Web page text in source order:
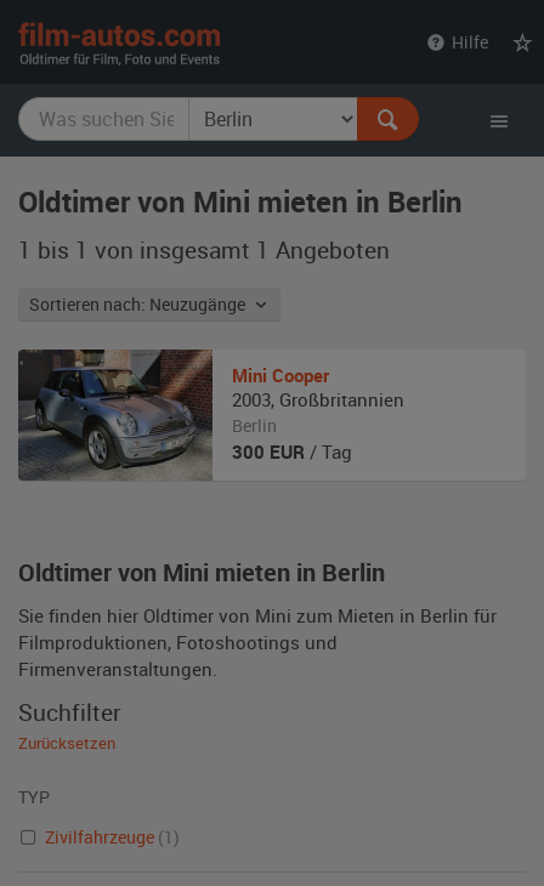
Hilfe
Oldtimer von Mini mieten in Berlin
1 bis 1 von insgesamt 1 Angeboten
Sortieren nach: Neuzugänge
Oldtimer von Mini mieten in Berlin
Sie finden hier Oldtimer von Mini zum Mieten in Berlin für
Filmproduktionen, Fotoshootings und
Firmenveranstaltungen.
Mini Cooper
2003, Großbritannien
Berlin
300 EUR / Tag
Suchfilter
Zurücksetzen
TYP
Zivilfahrzeuge (1)